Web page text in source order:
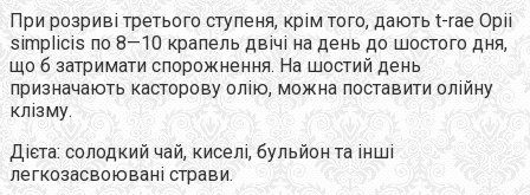
При розриві третього ступеня, крім того, дають t-rae Оріі
simplicis по 8—10 крапель двічі на день до шостого дня,
що б затримати спорожнення. На шостий день
призначають касторову олію, можна поставити олійну
клізму.
Дієта: солодкий чай, киселі, бульйон та інші
легкозасвоювані страви.